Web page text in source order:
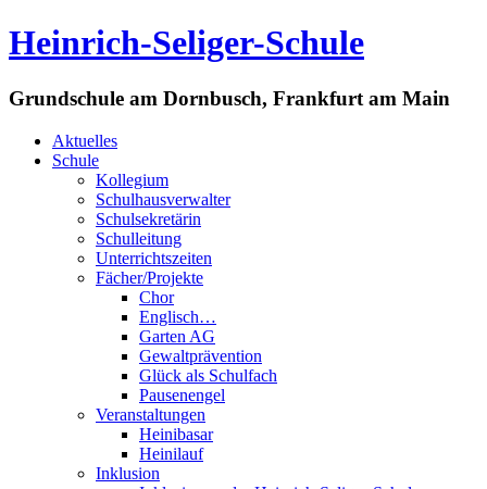
Heinrich-Seliger-Schule
Grundschule am Dornbusch, Frankfurt am Main
Aktuelles
Schule
Kollegium
Schulhausverwalter
Schulsekretärin
Schulleitung
Unterrichtszeiten
Fächer/Projekte
Chor
Englisch…
Garten AG
Gewaltprävention
Glück als Schulfach
Pausenengel
Veranstaltungen
Heinibasar
Heinilauf
Inklusion